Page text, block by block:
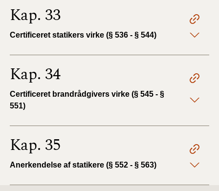
Kap. 33
Certificeret statikers virke (§ 536 - § 544)
Kap. 34
Certificeret brandrådgivers virke (§ 545 - §
551)
Kap. 35
Anerkendelse af statikere (§ 552 - § 563)